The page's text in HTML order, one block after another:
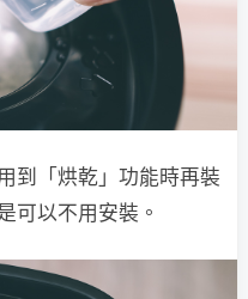
到「烘乾」功能時再裝
可以不用安裝。